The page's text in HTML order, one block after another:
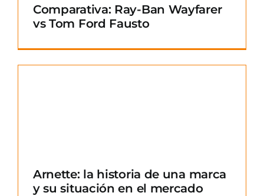
Comparativa: Ray-Ban Wayfarer
vs Tom Ford Fausto
Arnette: la historia de una marca
y su situación en el mercado